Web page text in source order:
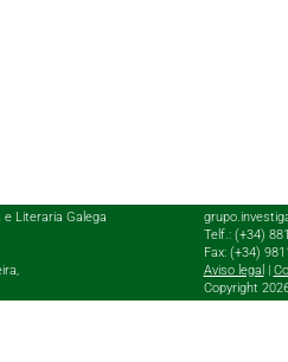
Literaria Galega
Telf.: (+34)
Fax: (+34)
Aviso legal
Copyright